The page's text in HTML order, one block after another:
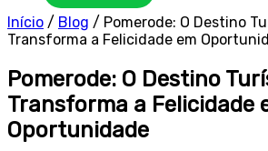
Início / Blog / Pomerode: O Destino
Transforma a Felicidade em
Pomerode: O Destino
Transforma a Felicidade
Oportunidade